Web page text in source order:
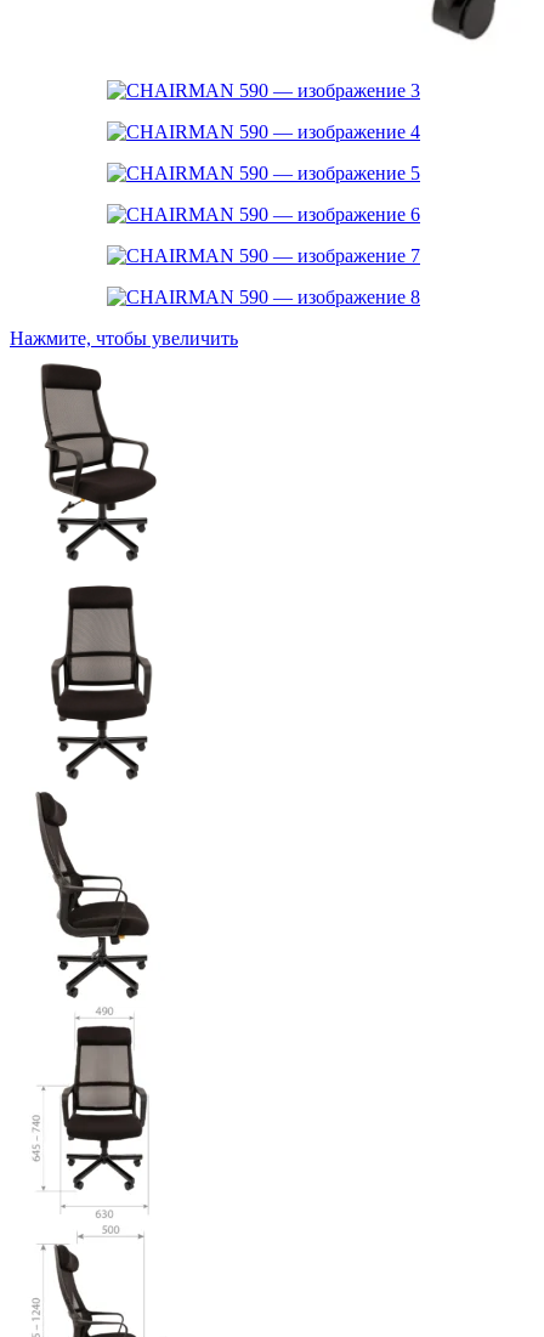
Нажмите, чтобы увеличить